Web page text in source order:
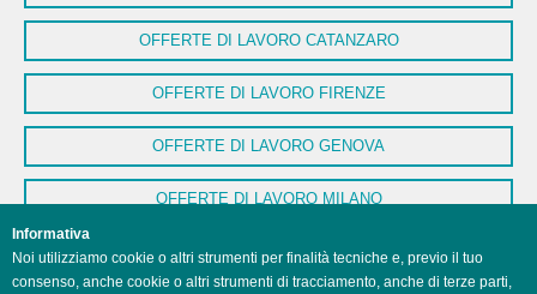
OFFERTE DI LAVORO CATANZARO
OFFERTE DI LAVORO FIRENZE
OFFERTE DI LAVORO GENOVA
OFFERTE DI LAVORO MILANO
OFFERTE DI LAVORO NAPOLI
Informativa
Noi utilizziamo cookie o altri strumenti per finalità tecniche e, previo il tuo
consenso, anche cookie o altri strumenti di tracciamento, anche di terze parti,